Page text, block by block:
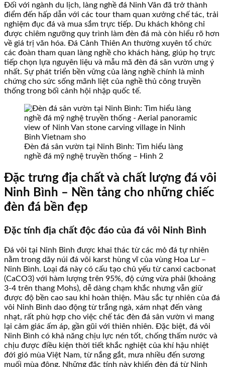
Đối với ngành du lịch, làng nghề đá Ninh Vân đã trở thành
điểm đến hấp dẫn với các tour tham quan xưởng chế tác, trải
nghiệm đục đá và mua sắm trực tiếp. Du khách không chỉ
được chiêm ngưỡng quy trình làm đèn đá mà còn hiểu rõ hơn
về giá trị văn hóa. Đá Cảnh Thiên An thường xuyên tổ chức
các đoàn tham quan làng nghề cho khách hàng, giúp họ trực
tiếp chọn lựa nguyên liệu và mẫu mã đèn đá sân vườn ưng ý
nhất. Sự phát triển bền vững của làng nghề chính là minh
chứng cho sức sống mãnh liệt của nghề thủ công truyền
thống trong bối cảnh hội nhập quốc tế.
Đèn đá sân vườn tại Ninh Bình: Tìm hiểu làng
nghề đá mỹ nghệ truyền thống – Hình 2
Đặc trưng địa chất và chất lượng đá vôi
Ninh Bình – Nền tảng cho những chiếc
đèn đá bền đẹp
Đặc tính địa chất độc đáo của đá vôi Ninh Bình
Đá vôi tại Ninh Bình được khai thác từ các mỏ đá tự nhiên
nằm trong dãy núi đá vôi karst hùng vĩ của vùng Hoa Lư –
Ninh Bình. Loại đá này có cấu tạo chủ yếu từ canxi cacbonat
(CaCO3) với hàm lượng trên 95%, độ cứng vừa phải (khoảng
3-4 trên thang Mohs), dễ dàng chạm khắc nhưng vẫn giữ
được độ bền cao sau khi hoàn thiện. Màu sắc tự nhiên của đá
vôi Ninh Bình dao động từ trắng ngà, xám nhạt đến vàng
nhạt, rất phù hợp cho việc chế tác đèn đá sân vườn vì mang
lại cảm giác ấm áp, gần gũi với thiên nhiên. Đặc biệt, đá vôi
Ninh Bình có khả năng chịu lực nén tốt, chống thấm nước và
chịu được điều kiện thời tiết khắc nghiệt của khí hậu nhiệt
đới gió mùa Việt Nam, từ nắng gắt, mưa nhiều đến sương
muối mùa đông. Những đặc tính này khiến đèn đá từ Ninh